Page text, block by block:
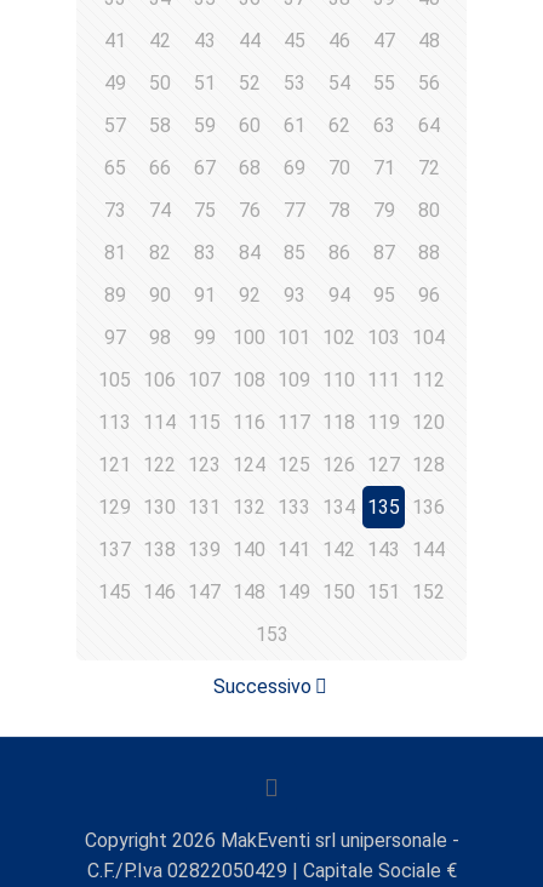
41
42 43 44 45 46 47
48
49
50 51 52 53 54 55
56
57
58 59 60 61 62 63
64
65
66 67 68 69 70 71
72
73
74 75 76 77 78 79
80
81
82 83 84 85 86 87
88
89
90 91 92 93 94 95
96
97
98 99 100 101 102 103
104
105
106 107 108 109 110 111
112
113
114 115 116 117 118 119
120
121
122 123 124 125 126 127 128
129
130 131 132 133 134 135
136
137 138 139 140 141 142 143
144
145
146 147 148 149 150 151
152
153
Successivo
Copyright 2026 MakEventi srl unipersonale -
C.F./P.Iva 02822050429 | Capitale Sociale €